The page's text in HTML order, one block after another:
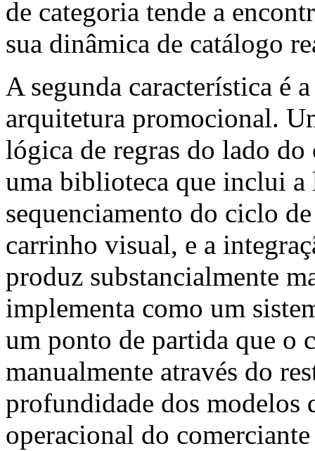
de categoria tende a
sua dinâmica de catálogo
A segunda característica é
arquitetura promocional.
lógica de regras do lado
uma biblioteca que inclui a
sequenciamento do ciclo
carrinho visual, e a
produz substancialmente
implementa como um
um ponto de partida que o
manualmente através do
profundidade dos modelos
operacional do